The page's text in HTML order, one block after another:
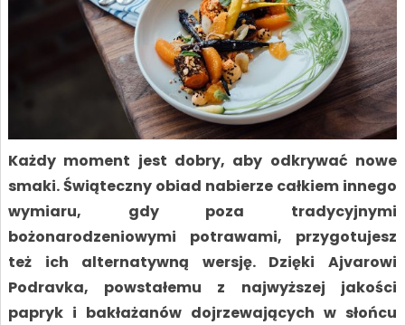
Każdy moment jest dobry, aby odkrywać nowe
smaki. Świąteczny obiad nabierze całkiem innego
wymiaru, gdy poza tradycyjnymi
bożonarodzeniowymi potrawami, przygotujesz
też ich alternatywną wersję. Dzięki Ajvarowi
Podravka, powstałemu z najwyższej jakości
papryk i bakłażanów dojrzewających w słońcu